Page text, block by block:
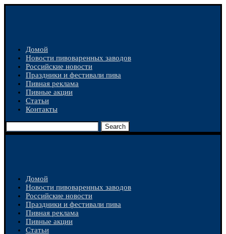
Домой
Новости пивоваренных заводов
Российские новости
Праздники и фестивали пива
Пивная реклама
Пивные акции
Статьи
Контакты
Search
Домой
Новости пивоваренных заводов
Российские новости
Праздники и фестивали пива
Пивная реклама
Пивные акции
Статьи